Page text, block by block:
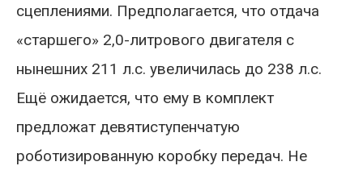
сцеплениями. Предполагается, что отдача
«старшего» 2,0-литрового двигателя с
нынешних 211 л.с. увеличилась до 238 л.с.
Ещё ожидается, что ему в комплект
предложат девятиступенчатую
роботизированную коробку передач. Не